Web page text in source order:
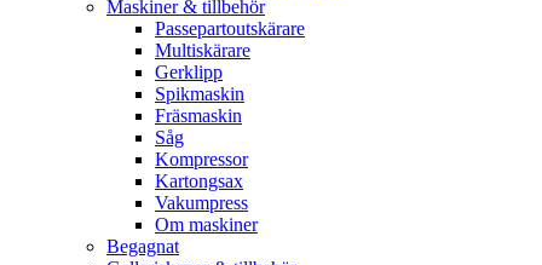
Maskiner & tillbehör
Passepartoutskärare
Multiskärare
Gerklipp
Spikmaskin
Fräsmaskin
Såg
Kompressor
Kartongsax
Vakumpress
Om maskiner
Begagnat